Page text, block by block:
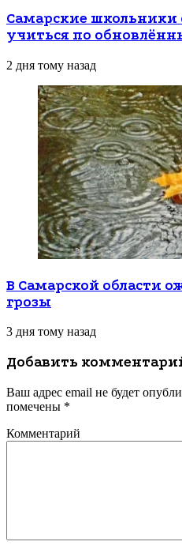
Самарские школьники
учиться по
2 дня тому назад
В Самарской области
грозы
3 дня тому назад
Добавить
Ваш адрес email не будет
помечены *
Комментарий